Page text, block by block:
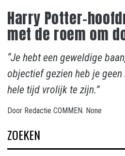
Harry Potter-
met de roem om
“Je hebt een geweldige
objectief gezien heb je
hele tijd vrolijk te zijn.”
Door Redactie COMMEN. None
ZOEKEN